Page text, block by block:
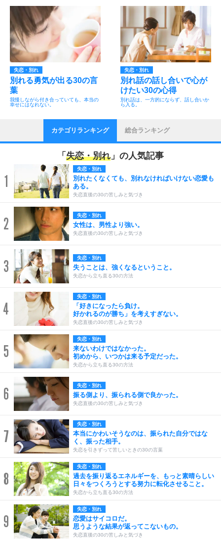
失恋・別れ
別れる勇気が出る30の言
葉
我慢しながら付き合っていても、本当の
幸せにはなれない。
失恋・別れ
別れ話の話し合いで心が
けたい30の心得
別れ話は、一方的にならず、話し合いか
ら入る。
カテゴリランキング 総合ランキング
「 失恋・別れ 」の人気記事
1
失恋・別れ
別れたくなくても、別れなければいけない恋愛も
ある。
失恋直後の30の苦しみと気づき
2 失恋・別れ
女性は、男性より強い。
失恋直後の30の苦しみと気づき
3 失恋・別れ
失うことは、強くなるということ。
失恋から立ち直る30の方法
4
失恋・別れ
「好きになったら負け。
好かれるのが勝ち」を考えすぎない。
失恋直後の30の苦しみと気づき
5
失恋・別れ
来ないわけではなかった。
初めから、いつかは来る予定だった。
失恋から立ち直る30の方法
6 失恋・別れ
振る側より、振られる側で良かった。
失恋直後の30の苦しみと気づき
7
失恋・別れ
本当にかわいそうなのは、振られた自分ではな
く、振った相手。
失恋を引きずって苦しいときの30の言葉
8
失恋・別れ
過去を振り返るエネルギーを、もっと素晴らしい
日々をつくろうとする努力に転化させること。
失恋から立ち直る30の方法
9
失恋・別れ
恋愛はサイコロだ。
思うような結果が返ってこないもの。
失恋直後の30の苦しみと気づき